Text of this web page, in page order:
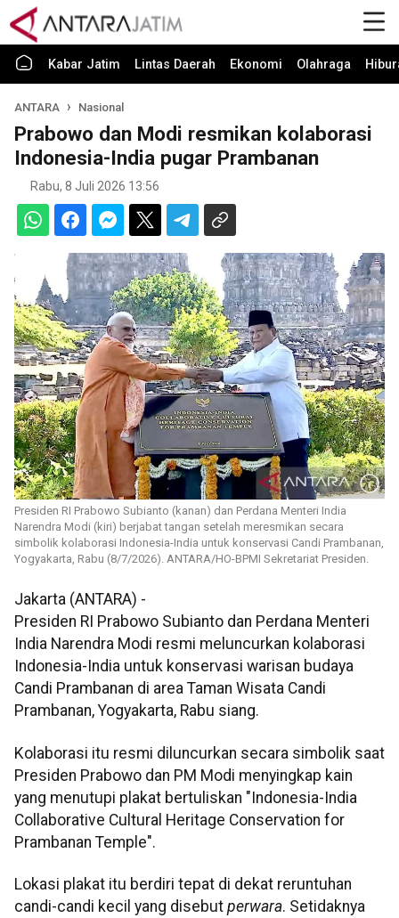
Kabar Jatim Lintas Daerah Ekonomi Olahraga
ANTARA Nasional
Prabowo dan Modi resmikan kolaborasi
Indonesia-India pugar Prambanan
Rabu, 8 Juli 2026 13:56
Presiden RI Prabowo Subianto (kanan) dan Perdana Menteri India
Narendra Modi (kiri) berjabat tangan setelah meresmikan secara
simbolik kolaborasi Indonesia-India untuk konservasi Candi Prambanan,
Yogyakarta, Rabu (8/7/2026). ANTARA/HO-BPMI Sekretariat Presiden.
Jakarta (ANTARA) -
Presiden RI Prabowo Subianto dan Perdana Menteri
India Narendra Modi resmi meluncurkan kolaborasi
Indonesia-India untuk konservasi warisan budaya
Candi Prambanan di area Taman Wisata Candi
Prambanan, Yogyakarta, Rabu siang.
Kolaborasi itu resmi diluncurkan secara simbolik saat
Presiden Prabowo dan PM Modi menyingkap kain
yang menutupi plakat bertuliskan "Indonesia-India
Collaborative Cultural Heritage Conservation for
Prambanan Temple".
Lokasi plakat itu berdiri tepat di dekat reruntuhan
candi-candi kecil yang disebut perwara. Setidaknya